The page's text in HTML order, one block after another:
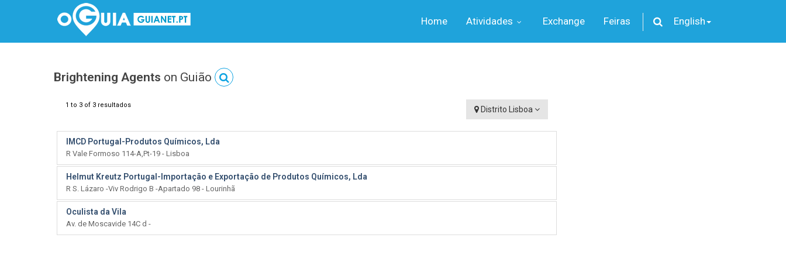
Home Atividades Exchange Feiras English
Brightening Agents on Guião
1 to 3 of 3 resultados Distrito Lisboa
IMCD Portugal-Produtos Químicos, Lda
R Vale Formoso 114-A,Pt-19 - Lisboa
Helmut Kreutz Portugal-Importação e Exportação de Produtos Químicos, Lda
R S. Lázaro -Viv Rodrigo B -Apartado 98 - Lourinhã
Oculista da Vila
Av. de Moscavide 14C d -